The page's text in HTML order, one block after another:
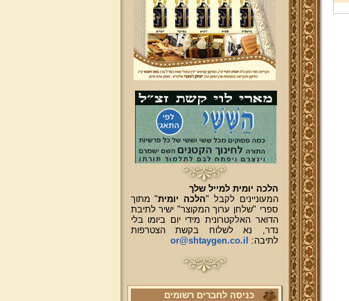
הלכה יומית למייל שלך
המעוניינים לקבל "הלכה יומית" מתוך
ספרי "שלחן ערוך המקוצר" ישיר לתיבת
הדואר האלקטרונית מידי יום ביומו בלי
נדר, נא לשלוח בקשת הצטרפות
לתיבה:
or@shtaygen.co.il
כניסה לחברים רשומים